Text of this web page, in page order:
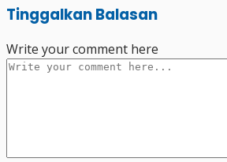
Tinggalkan Balasan
Write your comment here